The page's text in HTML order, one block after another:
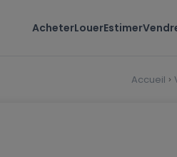
AcheterLouerEstimer
Accueil